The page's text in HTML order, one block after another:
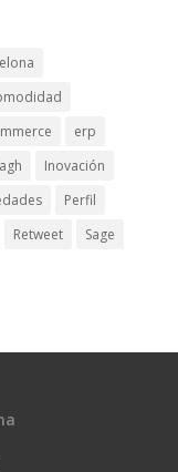
erp
Inovación
Perfil
Retweet
Sage